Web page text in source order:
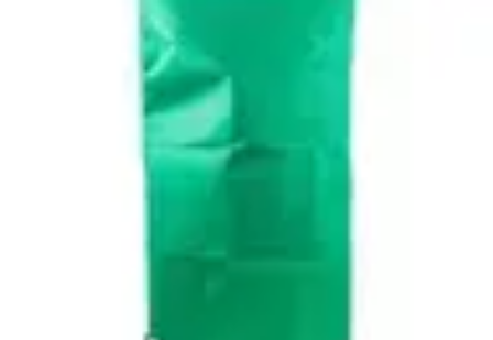
Choisir un Plombier
Conseils Pratiques Conseils
Plombier Disponible